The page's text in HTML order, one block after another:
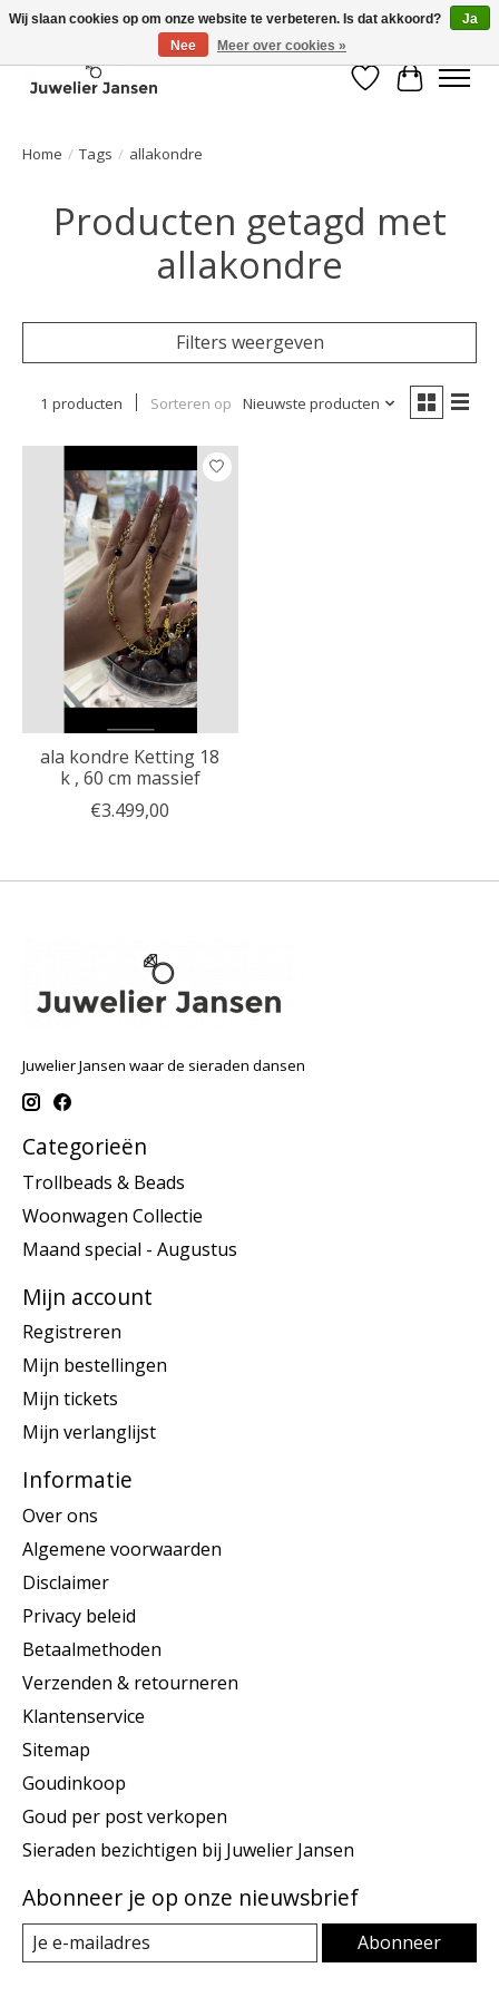
Verlanglijst
Home / Tags / allakondre
Producten getagd met
allakondre
Filters weergeven
1 producten Sorteren op Nieuwste producten
ala kondre Ketting 18
k , 60 cm massief
€3.499,00
Juwelier Jansen waar de sieraden dansen
Categorieën
Trollbeads & Beads
Woonwagen Collectie
Maand special - Augustus
Mijn account
Registreren
Mijn bestellingen
Mijn tickets
Mijn verlanglijst
Informatie
Over ons
Algemene voorwaarden
Disclaimer
Privacy beleid
Betaalmethoden
Verzenden & retourneren
Klantenservice
Sitemap
Goudinkoop
Goud per post verkopen
Sieraden bezichtigen bij Juwelier Jansen
Abonneer je op onze nieuwsbrief
Abonneer
Wij slaan cookies op om onze website te verbeteren. Is dat akkoord?
Ja
Nee
Meer over cookies »